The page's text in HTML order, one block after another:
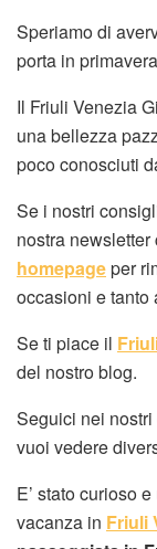
Speriamo di
porta in
Il Friuli Venezia
una bellezza
poco conosciuti
Se i nostri
nostra
homepageper
occasioni e tanto
Se ti piace il
del nostro blog.
Seguici nei
vuoi vedere
E’ stato curioso
vacanza in Friuli